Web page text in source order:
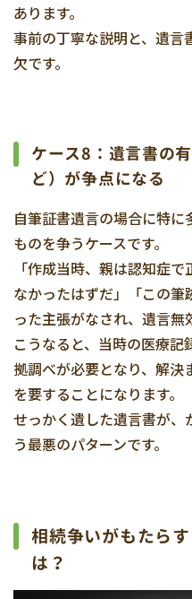
あります。
事前の丁寧な説明と、遺
欠です。
ケース8：遺言書の
ど）が争点になる
自筆証書遺言の場合に特
ものを争うケースです。
「作成当時、親は認知症
なかったはずだ」「この
った主張がなされ、遺言無
こうなると、当時の医療
拠調べが必要となり、解
を要することになります。
せっかく遺した遺言書が、
う最悪のパターンです。
相続争いがもたら
は？